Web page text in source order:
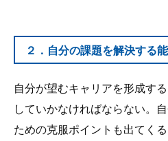
２．自分の課題を解決する
自分が望むキャリアを形成す
していかなければならない。
ための克服ポイントも出てく